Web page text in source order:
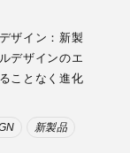
ザイン：新製
デザインのエ
ことなく進化
新製品